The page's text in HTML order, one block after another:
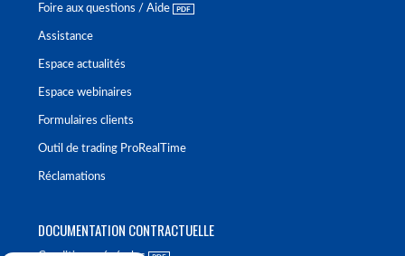
Foire aux questions / Aide
Assistance
Espace actualités
Espace webinaires
Formulaires clients
Outil de trading ProRealTime
Réclamations
DOCUMENTATION CONTRACTUELLE